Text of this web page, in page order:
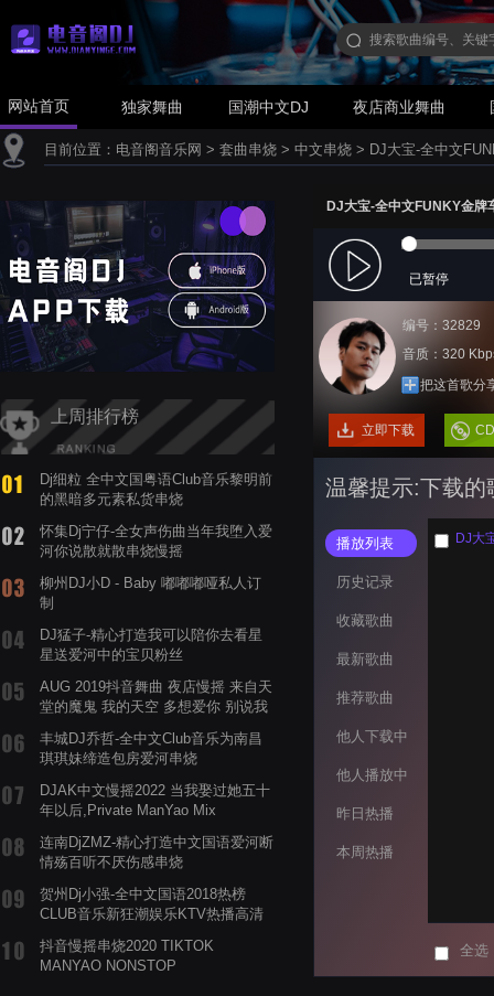
网站首页 独家舞曲 国潮中文DJ 夜店商业舞曲
目前位置： 电音阁音乐网 > 套曲串烧 > 中文串烧 > DJ大宝-全中文
上周排行榜
Dj细粒 全中文国粤语Club音乐黎明前
的黑暗多元素私货串烧
怀集Dj宁仔-全女声伤曲当年我堕入爱
河你说散就散串烧慢摇
柳州DJ小D - Baby 嘟嘟嘟哑私人订
制
DJ猛子-精心打造我可以陪你去看星
星送爱河中的宝贝粉丝
AUG 2019抖音舞曲 夜店慢摇 来自天
堂的魔鬼 我的天空 多想爱你 别说我
丰城DJ乔哲-全中文Club音乐为南昌
琪琪妹缔造包房爱河串烧
DJAK中文慢摇2022 当我娶过她五十
年以后,Private ManYao Mix
连南DjZMZ-精心打造中文国语爱河断
情殇百听不厌伤感串烧
贺州Dj小强-全中文国语2018热榜
CLUB音乐新狂潮娱乐KTV热播高清
抖音慢摇串烧2020 TIKTOK
MANYAO NONSTOP
DJ大宝-全中文FUNKY金牌
已暂停
编号：32829
音质：320
把这首歌分
立即下载
温馨提示:下载的
播放列表
历史记录
收藏歌曲
最新歌曲
推荐歌曲
他人下载中
他人播放中
昨日热播
本周热播
全选